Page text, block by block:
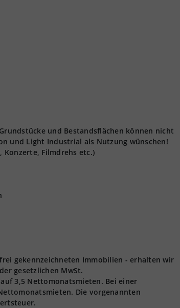
und Bestandsflächen können nicht
und Light Industrial als Nutzung wünschen!
Konzerte, Filmdrehs etc.)
gekennzeichneten Immobilien - erhalten wir
gesetzlichen MwSt.
3,5 Nettomonatsmieten. Bei einer
Die vorgenannten